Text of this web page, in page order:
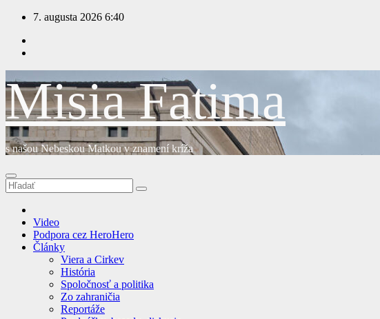
Prejsť
obsah
7. augusta 2026 6:40
Misia Fatima
s našou Nebeskou Matkou v znamení kríža
Video
Podpora cez HeroHero
Články
Viera a Cirkev
História
Spoločnosť a politika
Zo zahraničia
Reportáže